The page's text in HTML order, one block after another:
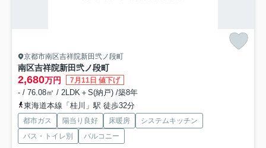
京都市南区吉祥院新田弐ノ段町
南区吉祥院新田弐ノ段町
2,680万円 7月11日 値下げ
- / 76.08㎡ / 2LDK＋S(納戸) /築8年
東海道本線「桂川」駅 徒歩32分
都市ガス 陽当り良好 床暖房
システムキッチン
バス・トイレ別
バルコニー